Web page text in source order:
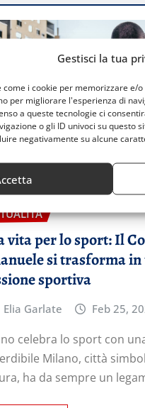
Gestisci la tua
i cookie per memorizzare e/
per migliorare l'esperienza di
a queste tecnologie ci
o gli ID univoci su questo
negativamente su alcune
vita per lo sport: Il
si trasforma
sportiva
Elia Garlate Feb 25,
celebra lo sport con
Milano, città
ha da sempre un